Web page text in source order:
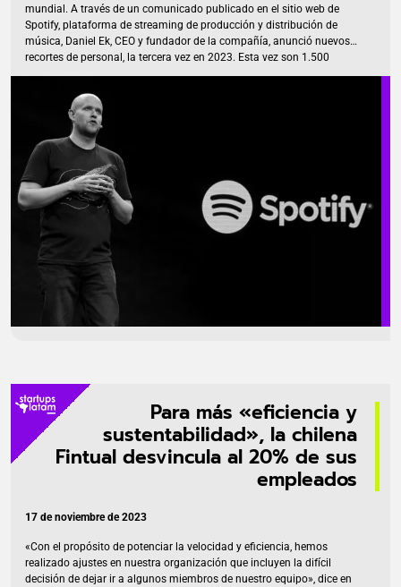
mundial. A través de un comunicado publicado en el sitio web de
Spotify, plataforma de streaming de producción y distribución de
música, Daniel Ek, CEO y fundador de la compañía, anunció nuevos
recortes de personal, la tercera vez en 2023. Esta vez son 1.500
empleados que serán desvinculados para «reducir costos», ajuste
9.000 trabajadores. «El crecimiento económico se ralentizó
drásticamente y el capital se encareció. Spotify no es una excepción a
estas realidades», fueron las palabras […]
Para más «eficiencia y
sustentabilidad», la chilena
Fintual desvincula al 20% de sus
empleados
17 de noviembre de 2023
«Con el propósito de potenciar la velocidad y eficiencia, hemos
realizado ajustes en nuestra organización que incluyen la difícil
decisión de dejar ir a algunos miembros de nuestro equipo», dice en